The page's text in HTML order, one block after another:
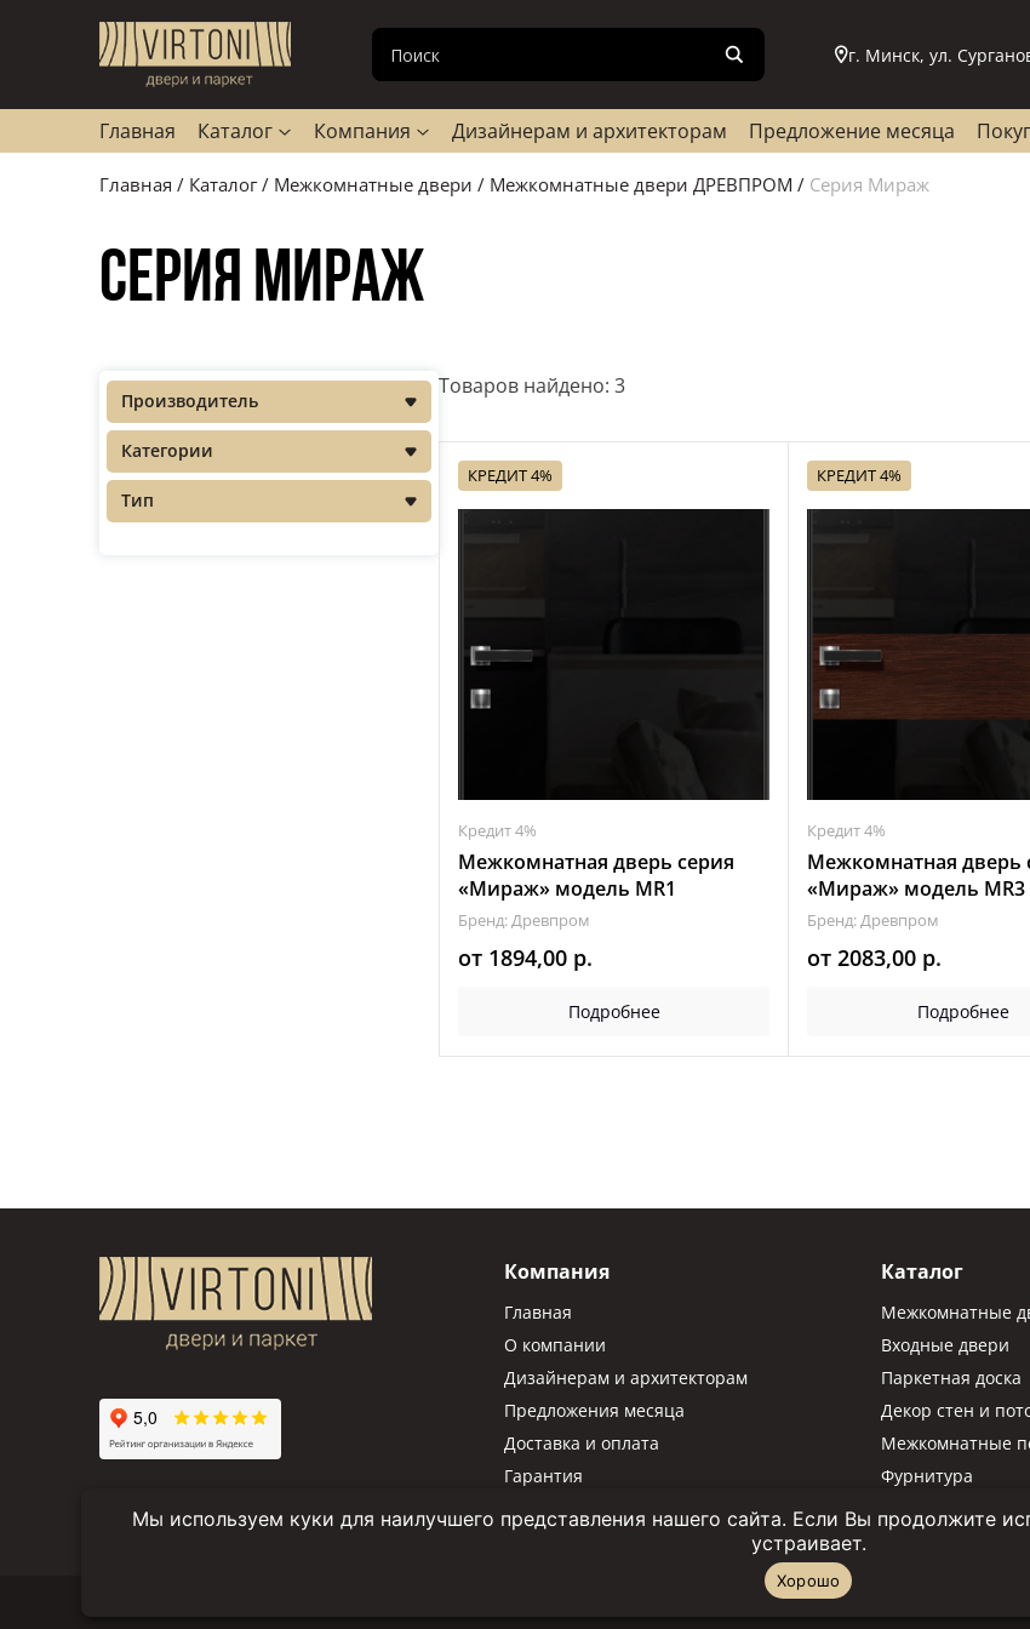
г. Минск, ул.
Главная Каталог Компания Дизайнерам и архитекторам Предложение месяца
Главная / Каталог/ Межкомнатные двери / Межкомнатные двери ДРЕВПРОМ / Серия Мираж
Серия Мираж
Производитель
Категории
Тип
Товаров найдено: 3
КРЕДИТ 4%
Кредит 4%
Межкомнатная дверь серия
«Мираж» модель МR1
Бренд: Древпром
от 1894,00 р.
Подробнее
КРЕДИТ 4%
Кредит 4%
Межкомнатная дверь
«Мираж» модель МR3
Бренд: Древпром
от 2083,00 р.
Подробнее
Компания
Главная
О компании
Дизайнерам и архитекторам
Предложения месяца
Доставка и оплата
Гарантия
Каталог
Межкомнатные
Входные двери
Паркетная доска
Декор стен и
Межкомнатные
Фурнитура
Мы используем куки для наилучшего представления нашего сайта. Если Вы продолжите
устраивает.
Хорошо
Межкомнатные двери
Паркетная доска
Межкомнатные перегородки
Фурнитура
Паркетная химия
О компании
Поставщики
Доставка и оплата